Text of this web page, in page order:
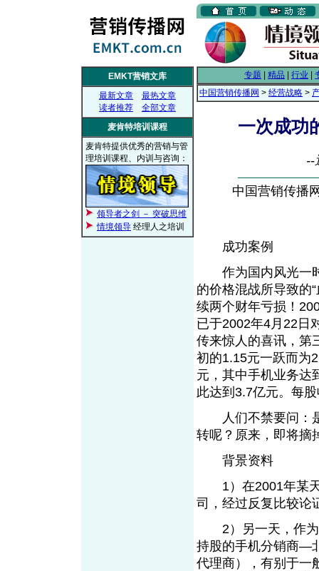
EMKT营销文库
最新文章
最热文章
读者推荐
全部文章
麦肯特培训课程
麦肯特提供优秀的营销与管
理培训课程、内训与咨询：
领导者之剑 － 突破思维
情境领导 经理人之培训
专题 精品 行业
中国营销传播网 > 经营战略 >
一次成功
--
中国营销传播
成功案例
作为国内风光一时
的价格混战所导致的
续两个财年亏损！
已于2002年4月22日
传来惊人的喜讯，第
初的1.15元一跃而为
元，其中手机业务达
此达到3.7亿元。每
人们不禁要问：是
转呢？原来，即将摘
背景资料
1）在2001年某天
司，经过反复比较论
2）另一天，作为
持股的手机分销商—
代理商），有别于一